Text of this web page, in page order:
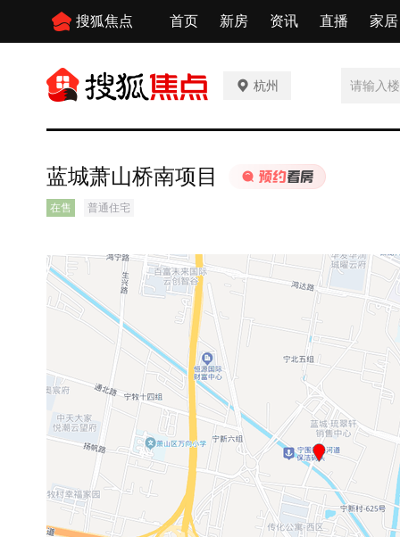
搜狐焦点 首页 新房 资讯 直播 家居
杭州
蓝城萧山桥南项目
在售 普通住宅